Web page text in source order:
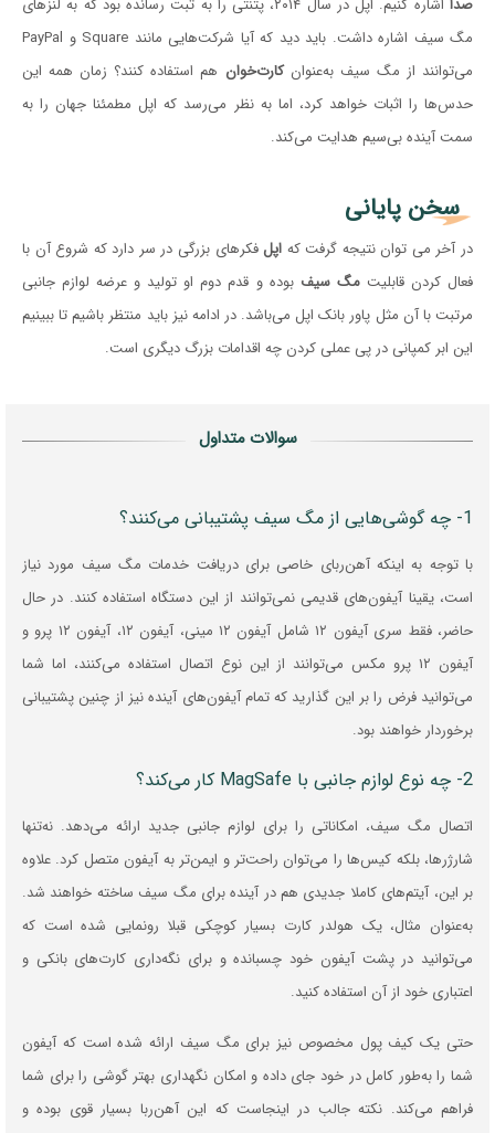
مگ سیف اشاره داشت. باید دید که آیا شرکت‌هایی مانند Square و PayPal
می‌توانند از مگ سیف به‌عنوانکارت‌خوان هم استفاده کنند؟ زمان همه این
حدس‌ها را اثبات خواهد کرد، اما به‌ نظر می‌رسد که اپل مطمئنا جهان را به
سمت آینده بی‌سیم هدایت می‌کند.
سخن پایانی
در آخر می توان نتیجه گرفت که اپل فکرهای بزرگی در سر دارد که شروع آن با
فعال کردن قابلیتمگ سیف بوده و قدم دوم او تولید و عرضه لوازم جانبی
مرتبت با آن مثل پاور بانک اپل می‌باشد. در ادامه نیز باید منتظر باشیم تا ببینیم
این ابر کمپانی در پی عملی کردن چه اقدامات بزرگ دیگری است.
سوالات متداول
1- چه گوشی‌هایی از مگ سیف پشتیبانی می‌کنند؟
با توجه به اینکه آهن‌ربای خاصی برای دریافت خدمات مگ سیف مورد نیاز
است، یقینا آیفون‌های قدیمی نمی‌توانند از این دستگاه استفاده کنند. در حال
حاضر، فقط سری آیفون ۱۲ شامل آیفون ۱۲ مینی، آیفون ۱۲، آیفون ۱۲ پرو و
آیفون ۱۲ پرو مکس می‌توانند از این نوع اتصال استفاده می‌کنند، اما شما
می‌توانید فرض را بر این گذارید که تمام آیفون‌های آینده نیز از چنین پشتیبانی
برخوردار خواهند بود.
2- چه نوع لوازم جانبی با MagSafe کار می‌کند؟
اتصال مگ سیف، امکاناتی را برای لوازم جانبی جدید ارائه می‌دهد. نه‌تنها
شارژرها، بلکه کیس‌ها را می‌توان راحت‌تر و ایمن‌تر به آیفون متصل کرد. علاوه
بر این، آیتم‌های کاملا جدیدی هم در آینده برای مگ سیف ساخته خواهند شد.
به‌عنوان مثال، یک هولدر کارت بسیار کوچکی قبلا رونمایی شده است که
می‌توانید در پشت آیفون خود چسبانده و برای نگه‌داری کارت‌های بانکی و
اعتباری خود از آن استفاده کنید.
حتی یک کیف پول مخصوص نیز برای مگ سیف ارائه شده است که آیفون
شما را به‌طور کامل در خود جای داده و امکان نگهداری بهتر گوشی را برای شما
فراهم می‌کند. نکته جالب در اینجاست که این آهن‌ربا بسیار قوی بوده و